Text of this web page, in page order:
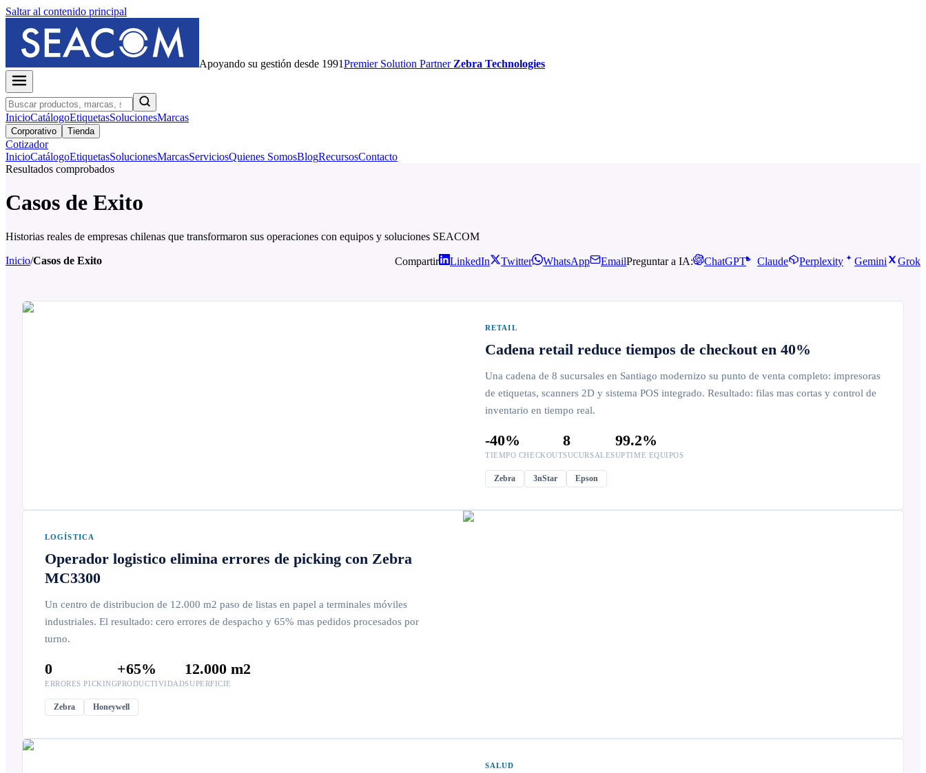
Saltar al contenido principal
Apoyando su gestión desde 1991PremierSolution Partner Zebra Technologies
InicioCatálogoEtiquetasSolucionesMarcas
Corporativo Tienda
Cotizador
InicioCatálogoEtiquetasSolucionesMarcasServiciosQuienes SomosBlogRecursosContacto
Resultados comprobados
Casos de Exito
Historias reales de empresas chilenas que transformaron sus operaciones con equipos y soluciones SEACOM
Inicio/Casos de Exito Compartir LinkedIn Twitter WhatsApp EmailPreguntar a IA: ChatGPT Claude Perplexity Gemini Grok
RETAIL
Cadena retail reduce tiempos de checkout en 40%
Una cadena de 8 sucursales en Santiago modernizo su punto de venta completo: impresoras
de etiquetas, scanners 2D y sistema POS integrado. Resultado: filas mas cortas y control de
inventario en tiempo real.
-40%
TIEMPO CHECKOUT
8
SUCURSALES
99.2%
UPTIME EQUIPOS
Zebra 3nStar Epson
LOGÍSTICA
Operador logistico elimina errores de picking con Zebra
MC3300
Un centro de distribucion de 12.000 m2 paso de listas en papel a terminales móviles
industriales. El resultado: cero errores de despacho y 65% mas pedidos procesados por
turno.
0
ERRORES PICKING
+65%
PRODUCTIVIDAD
12.000 m2
SUPERFICIE
Zebra Honeywell
SALUD